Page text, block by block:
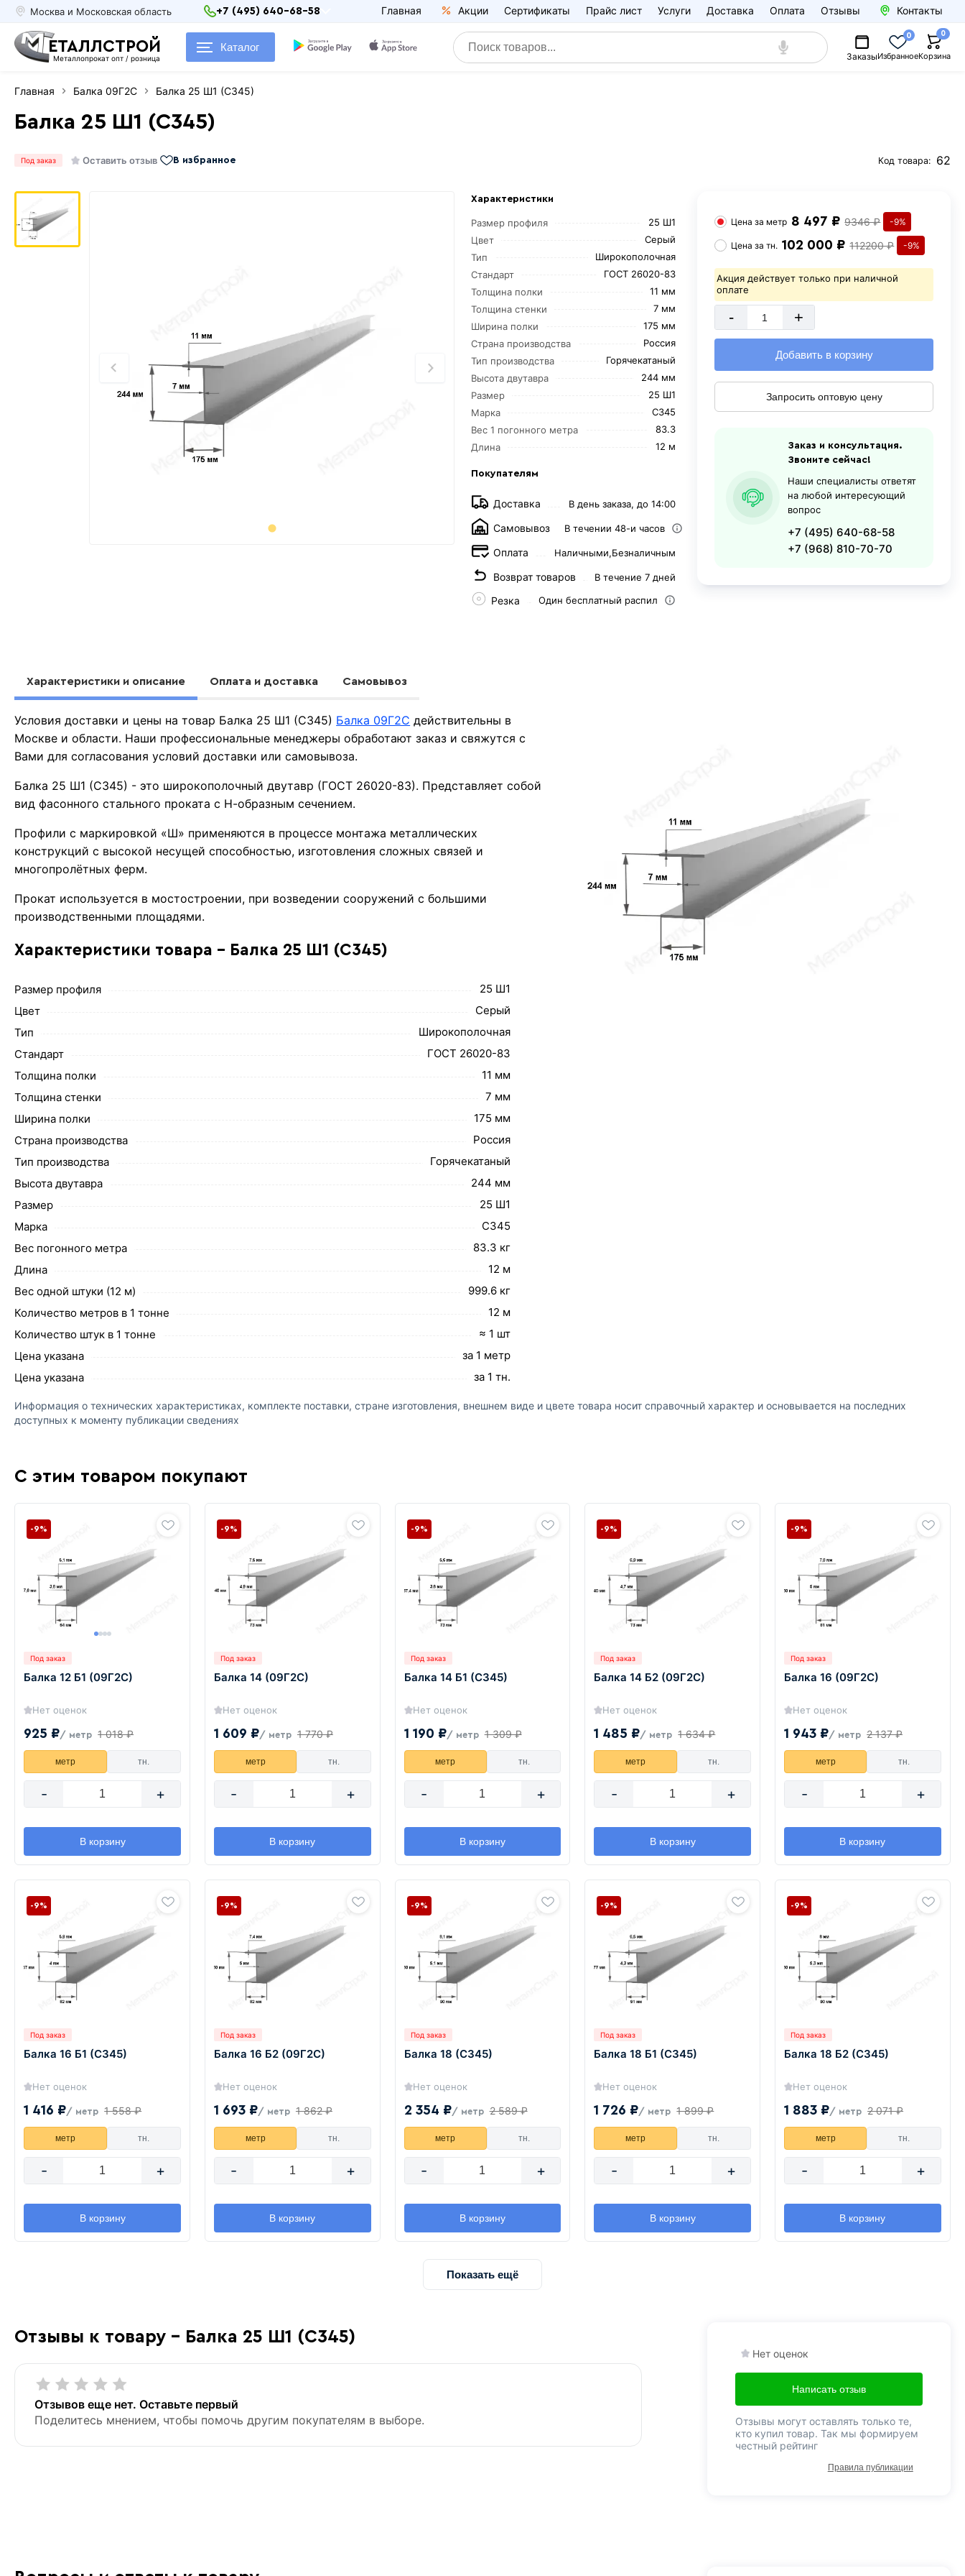
Москва и Московская область +7 (495) 640-68-58 Главная Акции Сертификаты Прайс лист Услуги Доставка Оплата Отзывы Контакты
ЕТАЛЛСТРОЙ
Металлопрокат опт / розница
Каталог
ЗаказыИзбранное
0
Корзина
0
Главная Балка 09Г2С Балка 25 Ш1 (С345)
Балка 25 Ш1 (С345)
Под заказ Оставить отзыв В избранное Код товара: 62
Характеристики
Размер профиля
25 Ш1
Цвет
Серый
Тип
Широкополочная
Стандарт
ГОСТ 26020-83
Толщина полки
11 мм
Толщина стенки
7 мм
Ширина полки
175 мм
Страна производства
Россия
Тип производства
Горячекатаный
Высота двутавра
244 мм
Размер
25 Ш1
Марка
С345
Вес 1 погонного метра
83.3
Длина
12 м
Покупателям
Доставка В день заказа, до 14:00
Самовывоз В течении 48-и часов
Оплата Наличными,Безналичным
Возврат товаров В течение 7 дней
Резка Один бесплатный распил
Цена за метр 8 497 ₽ 9346 ₽ -9%
Цена затн. 102 000 ₽ 112200 ₽ -9%
Акция действует только при наличной
оплате
- +
Добавить в корзину
Запросить оптовую цену
Заказ и консультация.
Звоните сейчас!
Наши специалисты ответят
на любой интересующий
вопрос
+7 (495) 640-68-58
+7 (968) 810-70-70
Характеристики и описание Оплата и доставка Самовывоз
Условия доставки и цены на товар Балка 25 Ш1 (С345) Балка 09Г2С действительны в
Москве и области. Наши профессиональные менеджеры обработают заказ и свяжутся с
Вами для согласования условий доставки или самовывоза.
Балка 25 Ш1 (С345) - это широкополочный двутавр (ГОСТ 26020-83). Представляет собой
вид фасонного стального проката с Н-образным сечением.
Профили с маркировкой «Ш» применяются в процессе монтажа металлических
конструкций с высокой несущей способностью, изготовления сложных связей и
многопролётных ферм.
Прокат используется в мостостроении, при возведении сооружений с большими
производственными площадями.
Характеристики товара - Балка 25 Ш1 (С345)
Размер профиля
25 Ш1
Цвет
Серый
Тип
Широкополочная
Стандарт
ГОСТ 26020-83
Толщина полки
11 мм
Толщина стенки
7 мм
Ширина полки
175 мм
Страна производства
Россия
Тип производства
Горячекатаный
Высота двутавра
244 мм
Размер
25 Ш1
Марка
С345
Вес погонного метра
83.3 кг
Длина
12 м
Вес одной штуки (12 м)
999.6 кг
Количество метров в 1 тонне
12 м
Количество штук в 1 тонне
≈ 1 шт
Цена указана
за 1 метр
Цена указана
за 1 тн.
Информация о технических характеристиках, комплекте поставки, стране изготовления, внешнем виде и цвете товара носит справочный характер и основывается на последних
доступных к моменту публикации сведениях
С этим товаром покупают
Под заказ
Балка 12 Б1 (09Г2С)
Нет оценок
925 ₽/ метр 1 018 ₽
-9%
метр тн.
- +
В корзину
Под заказ
Балка 14 (09Г2С)
Нет оценок
1 609 ₽/ метр 1 770 ₽
-9%
метр тн.
- +
В корзину
Под заказ
Балка 14 Б1 (С345)
Нет оценок
1 190 ₽/ метр 1 309 ₽
-9%
метр тн.
- +
В корзину
Под заказ
Балка 14 Б2 (09Г2С)
Нет оценок
1 485 ₽/ метр 1 634 ₽
-9%
метр тн.
- +
В корзину
Под заказ
Балка 16 (09Г2С)
Нет оценок
1 943 ₽/ метр 2 137 ₽
-9%
метр тн.
- +
В корзину
Под заказ
Балка 16 Б1 (С345)
Нет оценок
1 416 ₽/ метр 1 558 ₽
-9%
метр тн.
- +
В корзину
Под заказ
Балка 16 Б2 (09Г2С)
Нет оценок
1 693 ₽/ метр 1 862 ₽
-9%
метр тн.
- +
В корзину
Под заказ
Балка 18 (С345)
Нет оценок
2 354 ₽/ метр 2 589 ₽
-9%
метр тн.
- +
В корзину
Под заказ
Балка 18 Б1 (С345)
Нет оценок
1 726 ₽/ метр 1 899 ₽
-9%
метр тн.
- +
В корзину
Под заказ
Балка 18 Б2 (С345)
Нет оценок
1 883 ₽/ метр 2 071 ₽
-9%
метр тн.
- +
В корзину
Показать ещё
Отзывы к товару - Балка 25 Ш1 (С345)
Отзывов еще нет. Оставьте первый
Поделитесь мнением, чтобы помочь другим покупателям в выборе.
Нет оценок
Написать отзыв
Отзывы могут оставлять только те,
кто купил товар. Так мы формируем
честный рейтинг
Правила публикации